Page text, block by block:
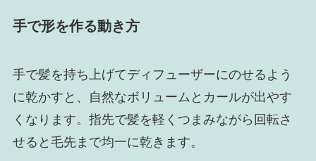
手で形を作る動き方
手で髪を持ち上げてディフューザーにのせるよう
に乾かすと、自然なボリュームとカールが出やす
くなります。指先で髪を軽くつまみながら回転さ
せると毛先まで均一に乾きます。